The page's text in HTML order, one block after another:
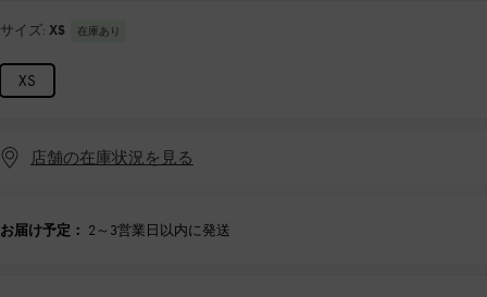
サイズ: XS 在庫あり
XS
店舗の在庫状況を見る
お届け予定： 2～3営業日以内に発送